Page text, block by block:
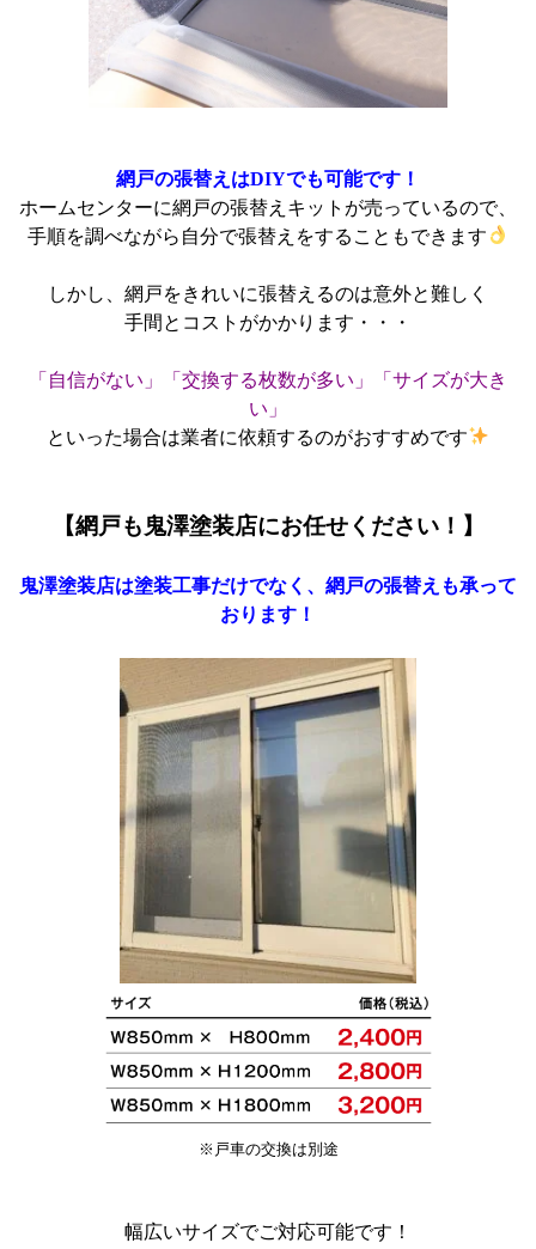
網戸の張替えはDIYでも可能です！
ホームセンターに網戸の張替えキットが売っているので、
手順を調べながら自分で張替えをすることもできます
しかし、網戸をきれいに張替えるのは意外と難しく
手間とコストがかかります・・・
「自信がない」「交換する枚数が多い」「サイズが大き
い」
といった場合は業者に依頼するのがおすすめです
【網戸も鬼澤塗装店にお任せください！】
鬼澤塗装店は塗装工事だけでなく、網戸の張替えも承って
おります！
※戸車の交換は別途
幅広いサイズでご対応可能です！